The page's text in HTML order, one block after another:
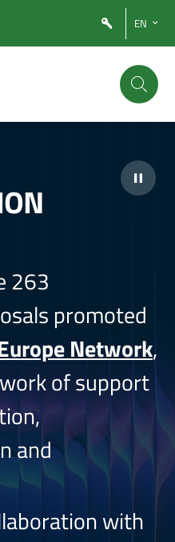
EN
263
promoted
Network,
of support
and
with